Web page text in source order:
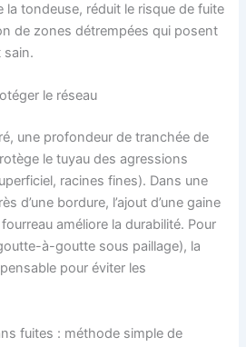
la tondeuse, réduit le risque de fuite
de zones détrempées qui posent
sain.
le réseau
une profondeur de tranchée de
le tuyau des agressions
racines fines). Dans une
d’une bordure, l’ajout d’une gaine
améliore la durabilité. Pour
à-goutte sous paillage), la
pour éviter les
fuites : méthode simple de